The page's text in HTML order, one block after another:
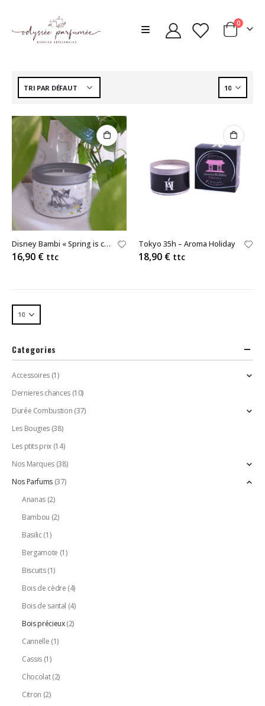
0
Disney Bambi « Spring is coming » 40h – Maison Francal
16,90 € ttc
Tokyo 35h – Aroma Holiday
18,90 € ttc
Categories
Accessoires (1)
Dernieres chances (10)
Durée Combustion (37)
Les Bougies (38)
Les ptits prix (14)
Nos Marques (38)
Nos Parfums (37)
Ananas (2)
Bambou (2)
Basilic(1)
Bergamote (1)
Biscuits (1)
Bois de cèdre (4)
Bois de santal (4)
Bois précieux (2)
Cannelle (1)
Cassis (1)
Chocolat (2)
Citron (2)